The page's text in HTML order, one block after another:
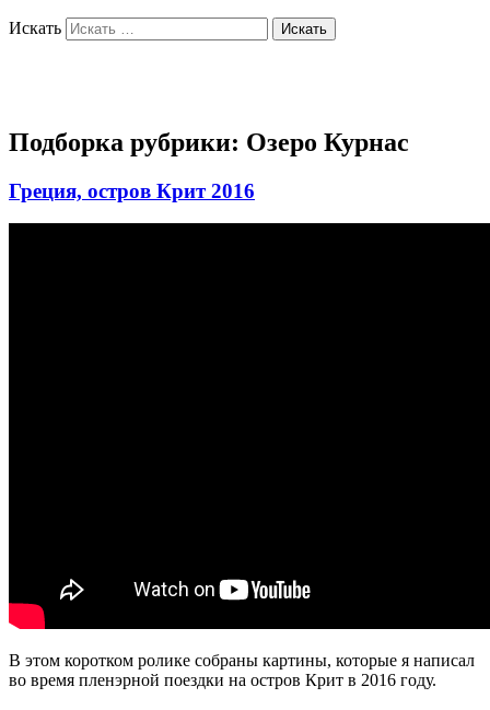
Искать
Подборка рубрики: Озеро Курнас
Греция, остров Крит 2016
В этом коротком ролике собраны картины, которые я написал
во время пленэрной поездки на остров Крит в 2016 году.